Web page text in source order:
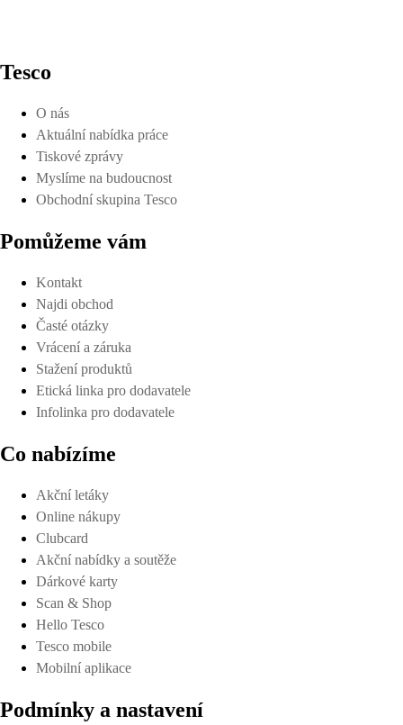
Tesco
O nás
Aktuální nabídka práce
Tiskové zprávy
Myslíme na budoucnost
Obchodní skupina Tesco
Pomůžeme vám
Kontakt
Najdi obchod
Časté otázky
Vrácení a záruka
Stažení produktů
Etická linka pro dodavatele
Infolinka pro dodavatele
Co nabízíme
Akční letáky
Online nákupy
Clubcard
Akční nabídky a soutěže
Dárkové karty
Scan & Shop
Hello Tesco
Tesco mobile
Mobilní aplikace
Podmínky a nastavení